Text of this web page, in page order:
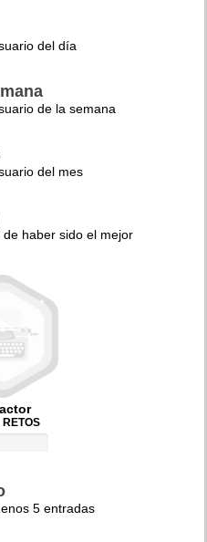
del día
de la semana
del mes
haber sido el mejor
5 entradas